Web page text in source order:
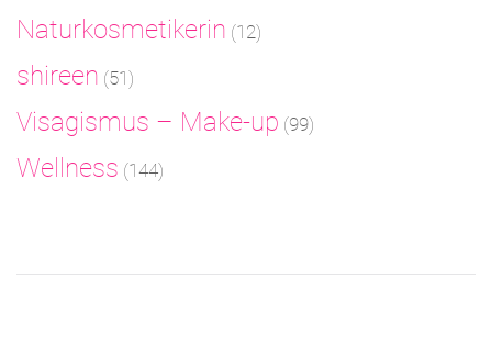
Naturkosmetikerin (12)
shireen (51)
Visagismus – Make-up (99)
Wellness (144)